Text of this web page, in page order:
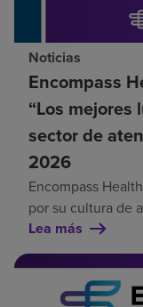
Noticias
Encompass
“Los mejores
sector de
2026
Encompass
por su cultura de
Lea más